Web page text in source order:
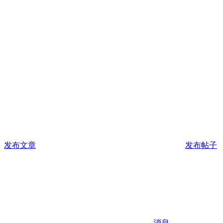
发布文章 发布帖子